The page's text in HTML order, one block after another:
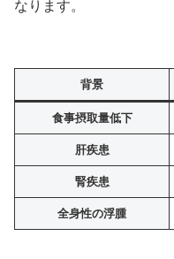
なります。
背景
食事摂取量低下
肝疾患
腎疾患
全身性の浮腫